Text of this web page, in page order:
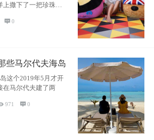
撒下了一把珍珠，
0
些马尔代夫海岛
这个2019年5月才开
在马尔代夫建了两
971 0